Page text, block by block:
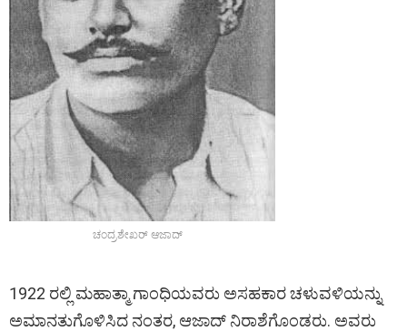
ಚಂದ್ರಶೇಖರ್ ಆಜಾದ್
1922 ರಲ್ಲಿ ಮಹಾತ್ಮಾ ಗಾಂಧಿಯವರು ಅಸಹಕಾರ ಚಳುವಳಿಯನ್ನು
ಅಮಾನತುಗೊಳಿಸಿದ ನಂತರ, ಆಜಾದ್ ನಿರಾಶೆಗೊಂಡರು. ಅವರು